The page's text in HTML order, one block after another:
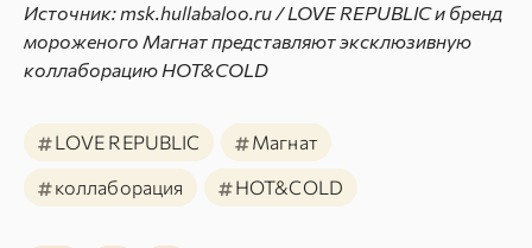
Источник: msk.hullabaloo.ru / LOVE REPUBLIC и бренд
мороженого Магнат представляют эксклюзивную
коллаборацию HOT&COLD
#LOVE REPUBLIC #Магнат
#коллаборация #HOT&COLD